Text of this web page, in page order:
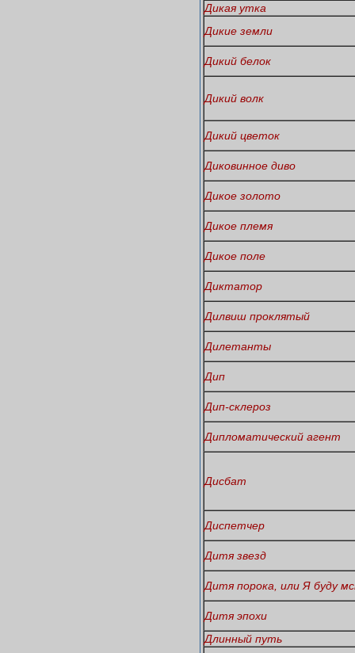
Дикая утка
Дикие земли
Дикий белок
Дикий волк
Дикий цветок
Диковинное диво
Дикое золото
Дикое племя
Дикое поле
Диктатор
Дилвиш проклятый
Дилетанты
Дип
Дип-склероз
Дипломатический агент
Дисбат
Диспетчер
Дитя звезд
Дитя порока, или Я буду
Дитя эпохи
Длинный путь